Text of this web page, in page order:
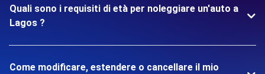
Quali sono i requisiti di età per noleggiare un'auto a
Lagos ?
Come modificare, estendere o cancellare il mio